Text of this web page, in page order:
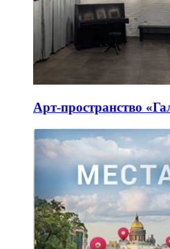
Арт-пространство